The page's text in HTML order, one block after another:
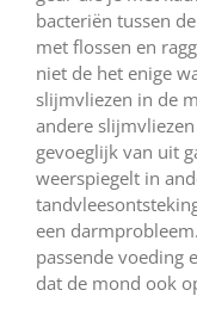
bacteriën tussen
met flossen en
niet de het enige
slijmvliezen in de
andere
gevoeglijk van uit
weerspiegelt in
een
passende voeding
dat de mond ook